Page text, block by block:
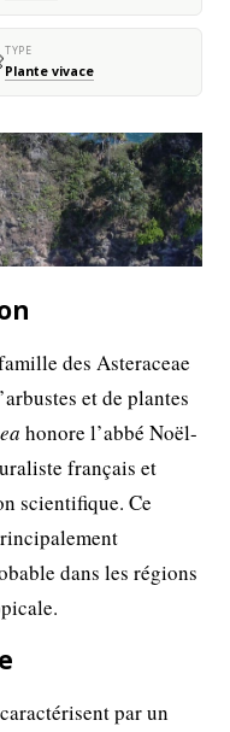
TYPE
Plante vivace
des Asteraceae
et de plantes
honore l’abbé Noël-
français et
scientifique. Ce
dans les régions
par un